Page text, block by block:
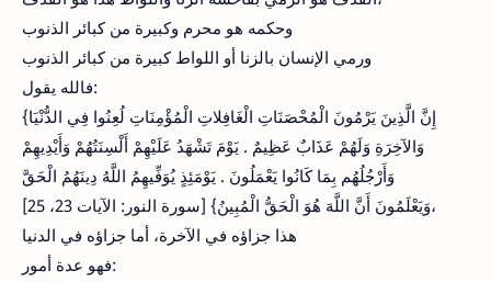
وحكمه هو محرم وكبيرة من كبائر الذنوب
ورمي الإنسان بالزنا أو اللواط كبيرة من كبائر الذنوب
فالله يقول:
{إِنَّ الَّذِينَ يَرْمُونَ الْمُحْصَنَاتِ الْغَافِلاتِ الْمُؤْمِنَاتِ لُعِنُوا فِي الدُّنْيَا
وَالآخِرَةِ وَلَهُمْ عَذَابٌ عَظِيمٌ . يَوْمَ تَشْهَدُ عَلَيْهِمْ أَلْسِنَتُهُمْ وَأَيْدِيهِمْ
وَأَرْجُلُهُم بِمَا كَانُوا يَعْمَلُونَ . يَوْمَئِذٍ يُوَفِّيهِمُ اللَّهُ دِينَهُمُ الْحَقَّ
وَيَعْلَمُونَ أَنَّ اللَّهَ هُوَ الْحَقُّ الْمُبِينُ} [سورة النور: الآيات 23، 25]،
هذا جزاؤه في الآخرة، أما جزاؤه في الدنيا
فهو عدة أمور: